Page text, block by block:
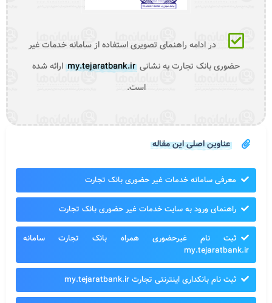
در ادامه راهنمای تصویری استفاده از سامانه خدمات غیر
حضوری بانک تجارت به نشانیmy.tejaratbank.irارائه شده
است.
عناوین اصلی این مقاله
معرفی سامانه خدمات غیر حضوری بانک تجارت
راهنمای ورود به سایت خدمات غیر حضوری بانک تجارت
ثبت نام غیرحضوری همراه بانک تجارت سامانه
my.tejaratbank.ir
ثبت نام بانکداری اینترنتی تجارت my.tejaratbank.ir